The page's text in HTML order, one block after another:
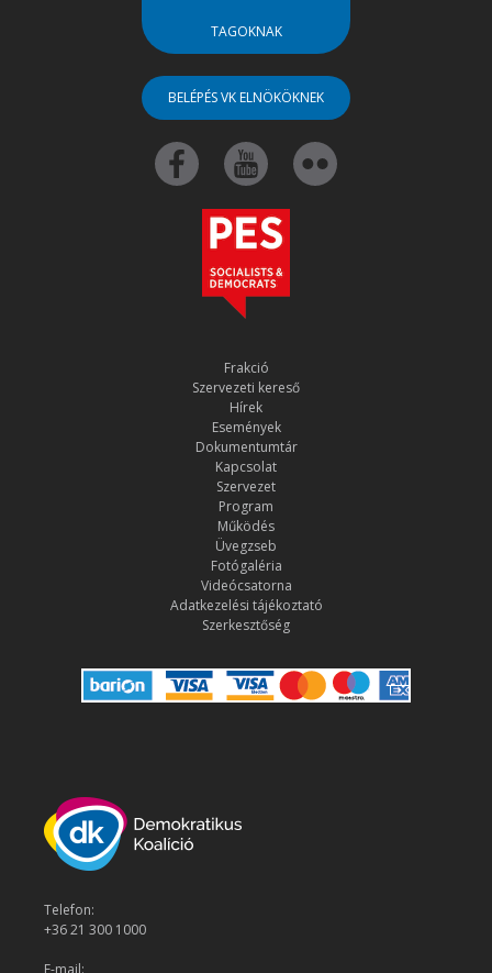
TAGOKNAK
BELÉPÉS VK ELNÖKÖKNEK
Frakció
Szervezeti kereső
Hírek
Események
Dokumentumtár
Kapcsolat
Szervezet
Program
Működés
Üvegzseb
Fotógaléria
Videócsatorna
Adatkezelési tájékoztató
Szerkesztőség
Telefon:
+36 21 300 1000
E-mail: